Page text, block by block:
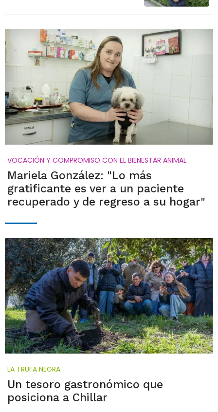
VOCACIÓN Y COMPROMISO CON EL BIENESTAR ANIMAL
Mariela González: "Lo más
gratificante es ver a un paciente
recuperado y de regreso a su hogar"
LA TRUFA NEGRA
Un tesoro gastronómico que
posiciona a Chillar